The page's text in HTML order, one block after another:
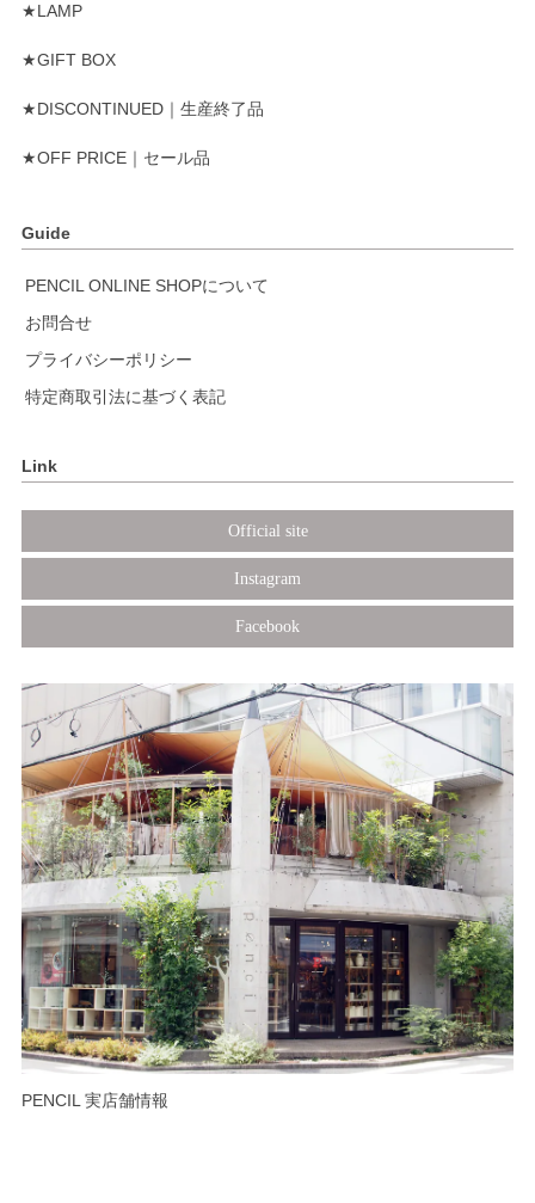
★LAMP
★GIFT BOX
★DISCONTINUED｜生産終了品
★OFF PRICE｜セール品
Guide
PENCIL ONLINE SHOPについて
お問合せ
プライバシーポリシー
特定商取引法に基づく表記
Link
Official site
Instagram
Facebook
PENCIL 実店舗情報